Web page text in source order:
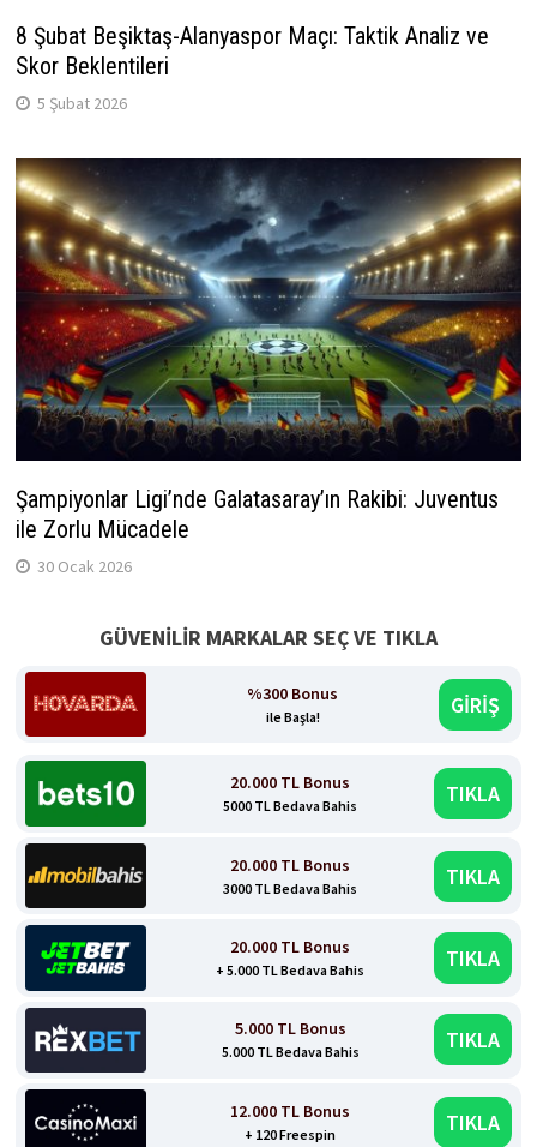
8 Şubat Beşiktaş-Alanyaspor Maçı: Taktik Analiz ve
Skor Beklentileri
5 Şubat 2026
Şampiyonlar Ligi’nde Galatasaray’ın Rakibi: Juventus
ile Zorlu Mücadele
30 Ocak 2026
GÜVENİLİR MARKALAR SEÇ VE TIKLA
%300 Bonus
ile Başla! GİRİŞ
20.000 TL Bonus
5000 TL Bedava Bahis TIKLA
20.000 TL Bonus
3000 TL Bedava Bahis TIKLA
20.000 TL Bonus
+ 5.000 TL Bedava Bahis TIKLA
5.000 TL Bonus
5.000 TL Bedava Bahis TIKLA
12.000 TL Bonus
+ 120 Freespin TIKLA